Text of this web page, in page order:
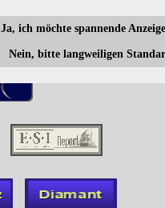
Ja, ich möchte spannende
Nein, bitte langweiligen